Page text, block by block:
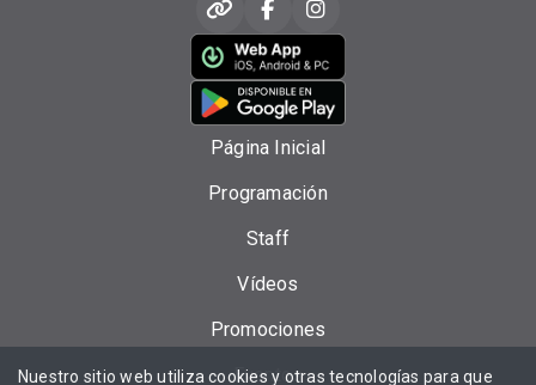
Página Inicial
Programación
Staff
Vídeos
Promociones
Eventos
Nuestro sitio web utiliza cookies y otras tecnologías para que